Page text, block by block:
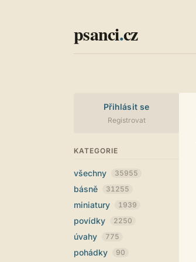
psanci.cz
Přihlásit se
Registrovat
KATEGORIE
všechny 35955
básně 31255
miniatury 1939
povídky 2250
úvahy 775
pohádky 90